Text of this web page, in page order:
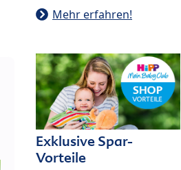
Mehr erfahren!
Exklusive Spar-
Vorteile